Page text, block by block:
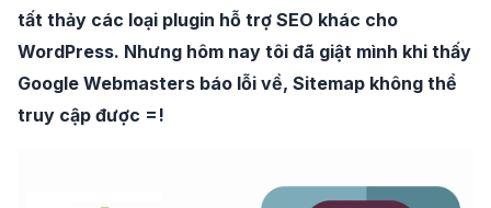
tất thảy các loại plugin hỗ trợ SEO khác cho
WordPress. Nhưng hôm nay tôi đã giật mình khi thấy
Google Webmasters báo lỗi về, Sitemap không thể
truy cập được =!